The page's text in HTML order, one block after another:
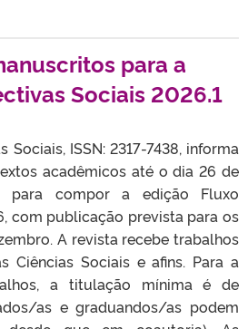
para a
Sociais 2026.1
Sociais, ISSN: 2317-7438, informa
acadêmicos até o dia 26 de
para compor a edição Fluxo
com publicação prevista para os
A revista recebe trabalhos
Ciências Sociais e afins. Para a
a titulação mínima é de
as e graduandos/as podem